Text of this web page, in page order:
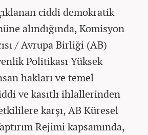
ciddi demokratik
alındığında, Komisyon
/ Avrupa Birliği (AB)
Politikası Yüksek
hakları ve temel
ve kasıtlı ihlallerinden
karşı, AB Küresel
Rejimi kapsamında,